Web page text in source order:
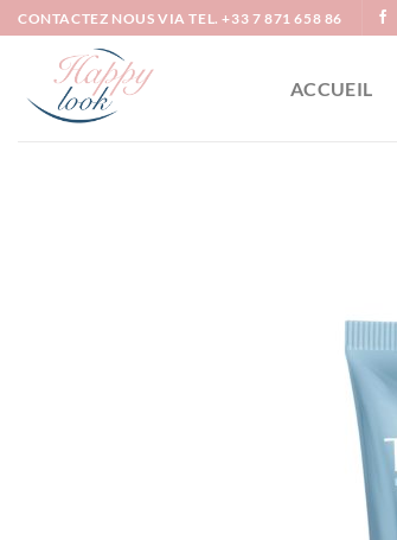
Passer
au
contenu
CONTACTEZ NOUS VIA TEL. +33 7 871 658 86
ACCUEIL